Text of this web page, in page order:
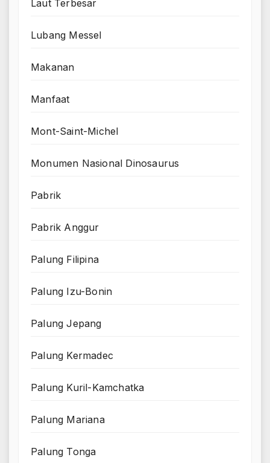
Laut Terbesar
Lubang Messel
Makanan
Manfaat
Mont-Saint-Michel
Monumen Nasional Dinosaurus
Pabrik
Pabrik Anggur
Palung Filipina
Palung Izu-Bonin
Palung Jepang
Palung Kermadec
Palung Kuril-Kamchatka
Palung Mariana
Palung Tonga